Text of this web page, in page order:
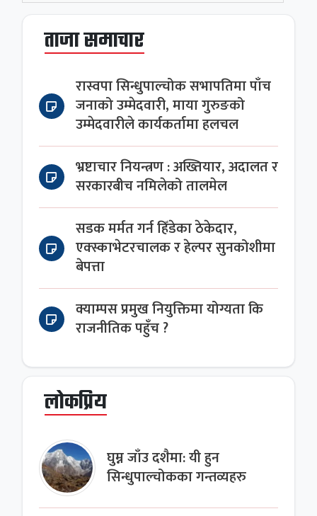
ताजा समाचार
रास्वपा सिन्धुपाल्चोक सभापतिमा पाँच
जनाको उम्मेदवारी, माया गुरुङको
उम्मेदवारीले कार्यकर्तामा हलचल
भ्रष्टाचार नियन्त्रण : अख्तियार, अदालत र
सरकारबीच नमिलेको तालमेल
सडक मर्मत गर्न हिँडेका ठेकेदार,
एक्स्काभेटरचालक र हेल्पर सुनकोशीमा
बेपत्ता
क्याम्पस प्रमुख नियुक्तिमा योग्यता कि
राजनीतिक पहुँच ?
लोकप्रिय
घुम्न जाँउ दशैमा: यी हुन
सिन्धुपाल्चोकका गन्तव्यहरु